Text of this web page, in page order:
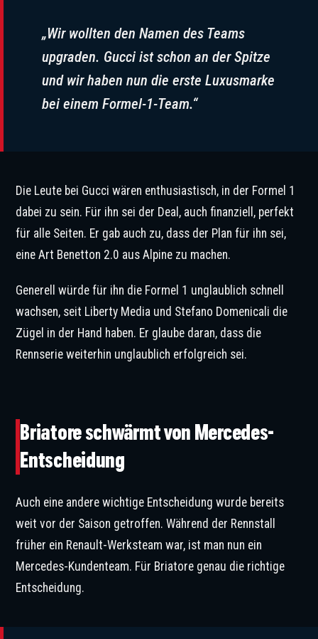
„Wir wollten den Namen des Teams
upgraden. Gucci ist schon an der Spitze
und wir haben nun die erste Luxusmarke
bei einem Formel-1-Team.“
Die Leute bei Gucci wären enthusiastisch, in der Formel 1
dabei zu sein. Für ihn sei der Deal, auch finanziell, perfekt
für alle Seiten. Er gab auch zu, dass der Plan für ihn sei,
eine Art Benetton 2.0 aus Alpine zu machen.
Generell würde für ihn die Formel 1 unglaublich schnell
wachsen, seit Liberty Media und Stefano Domenicali die
Zügel in der Hand haben. Er glaube daran, dass die
Rennserie weiterhin unglaublich erfolgreich sei.
Briatore schwärmt von Mercedes-
Entscheidung
Auch eine andere wichtige Entscheidung wurde bereits
weit vor der Saison getroffen. Während der Rennstall
früher ein Renault-Werksteam war, ist man nun ein
Mercedes-Kundenteam. Für Briatore genau die richtige
Entscheidung.